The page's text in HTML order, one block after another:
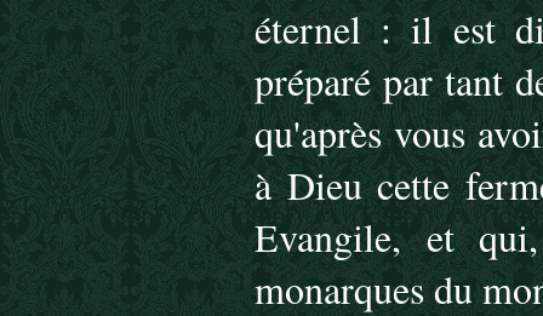
éternel : il est
préparé par tant
qu'après vous
à Dieu cette
Evangile, et
monarques du